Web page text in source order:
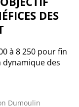
DES
à 8 250 pour fin
dynamique des
Dumoulin